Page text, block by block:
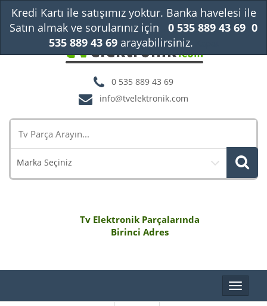
0 535 889 43 69
info@tvelektronik.com
Marka Seçiniz
Tv Elektronik Parçalarında
Birinci Adres
Toggle
Kredi Kartı ile satışımız yoktur. Banka havelesi ile
Satın almak ve sorularınız için
0 535 889 43 69 0
535 889 43 69arayabilirsiniz.